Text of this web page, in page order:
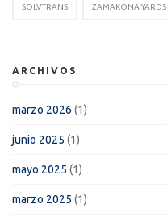
SOLVTRANS ZAMAKONA YARDS
ARCHIVOS
marzo 2026 (1)
junio 2025 (1)
mayo 2025 (1)
marzo 2025 (1)